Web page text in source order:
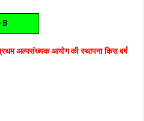
अल्पसंख्यक आयोग की स्थापना किस वर्ष